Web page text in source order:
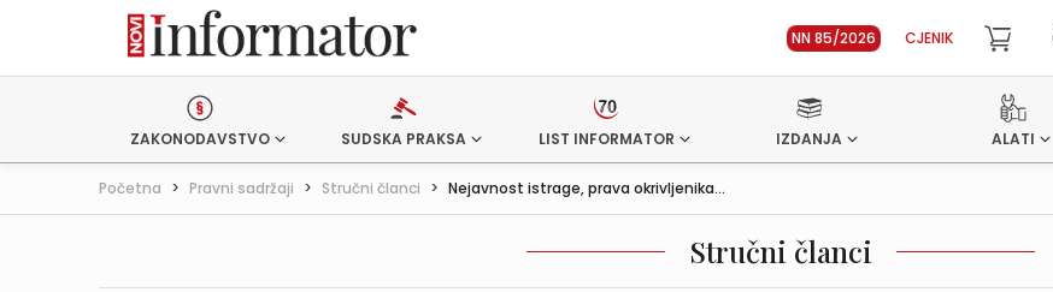
NN 85/2026 CJENIK
ZAKONODAVSTVO SUDSKA PRAKSA LIST INFORMATOR IZDANJA ALATI
Početna > Pravni sadržaji > Stručni članci > Nejavnost istrage, prava okrivljenika...
Stručni članci